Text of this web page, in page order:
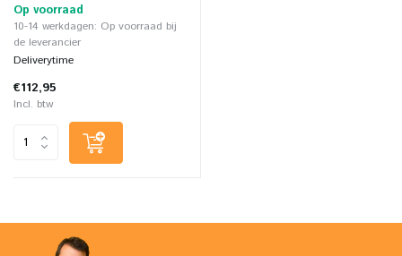
Op voorraad
10-14 werkdagen: Op voorraad bij
de leverancier
Deliverytime
€112,95
Incl. btw